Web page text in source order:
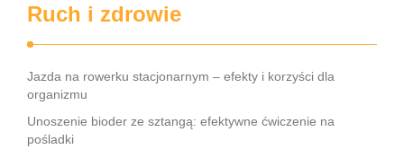
Ruch i zdrowie
Jazda na rowerku stacjonarnym – efekty i korzyści dla
organizmu
Unoszenie bioder ze sztangą: efektywne ćwiczenie na
pośladki